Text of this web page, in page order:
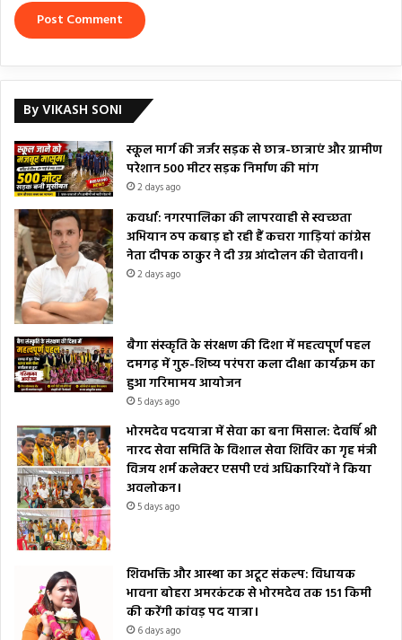
By VIKASH SONI
स्कूल मार्ग की जर्जर सड़क से छात्र-छात्राएं और ग्रामीण
परेशान 500 मीटर सड़क निर्माण की मांग
2 days ago
कवर्धा: नगरपालिका की लापरवाही से स्वच्छता
अभियान ठप कबाड़ हो रही हैं कचरा गाड़ियां कांग्रेस
नेता दीपक ठाकुर ने दी उग्र आंदोलन की चेतावनी।
2 days ago
बैगा संस्कृति के संरक्षण की दिशा में महत्वपूर्ण पहल
दमगढ़ में गुरु-शिष्य परंपरा कला दीक्षा कार्यक्रम का
हुआ गरिमामय आयोजन
5 days ago
भोरमदेव पदयात्रा में सेवा का बना मिसाल: देवर्षि श्री
नारद सेवा समिति के विशाल सेवा शिविर का गृह मंत्री
विजय शर्म कलेक्टर एसपी एवं अधिकारियों ने किया
अवलोकन।
5 days ago
शिवभक्ति और आस्था का अटूट संकल्प: विधायक
भावना बोहरा अमरकंटक से भोरमदेव तक 151 किमी
की करेंगी कांवड़ पद यात्रा।
6 days ago